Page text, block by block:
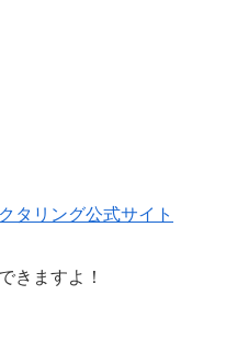
タリング公式サイト
きますよ！